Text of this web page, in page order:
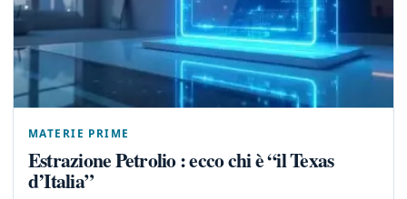
MATERIE PRIME
Estrazione Petrolio : ecco chi è “il Texas
d’Italia”